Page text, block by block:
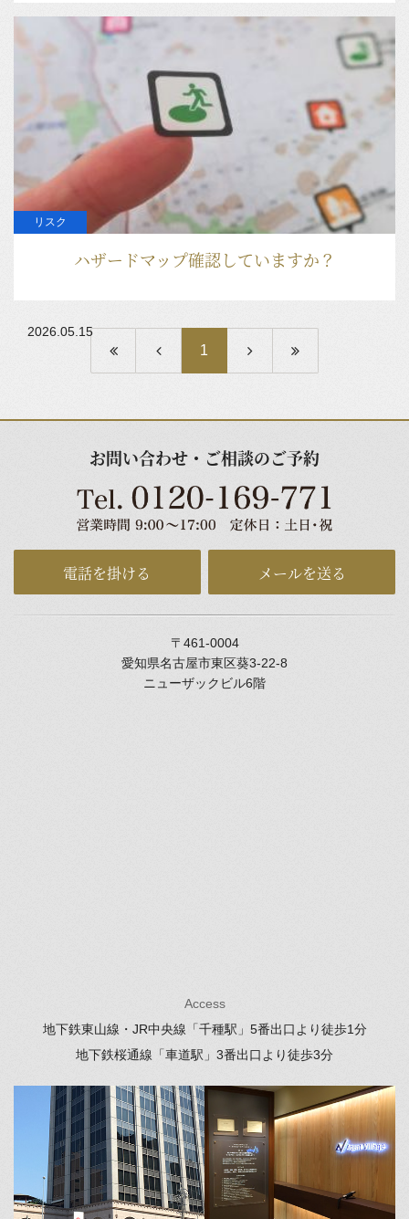
ハザードマップ確認していますか？
リスク
2026.05.15
1
お問い合わせ・ご相談のご予約
電話を掛ける メールを送る
〒461-0004
愛知県名古屋市東区葵3-22-8
ニューザックビル6階
Access
地下鉄東山線・JR中央線「千種駅」 5番出口より徒歩1分
地下鉄桜通線「車道駅」 3番出口より徒歩3分